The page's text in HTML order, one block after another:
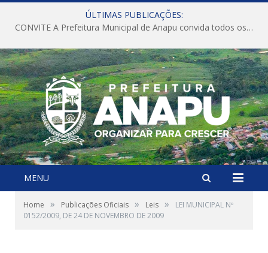
ÚLTIMAS PUBLICAÇÕES:
CONVITE A Prefeitura Municipal de Anapu convida todos os servidores públicos municipais para participarem da Audiência Pública de discussão da Lei de Diretrizes Orçamentárias (LDO), importante instrumento de planejamento das ações e investimentos da Administração Pública para o próximo exercício financeiro.
MENU
Home » Publicações Oficiais » Leis »
LEI MUNICIPAL Nº
0152/2009, DE 24 DE NOVEMBRO DE 2009